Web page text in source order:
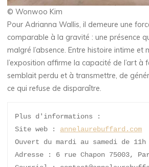
© Wonwoo Kim
Pour Adrianna Wallis, il demeure une
comparable à la gravité : une présence
malgré l’absence. Entre histoire intime et
l’exposition affirme la capacité de l’art à
semblait perdu et à transmettre, de
ce qui refuse de disparaître.
Plus d'informations :
Site web : annelaurebuffard.com
Ouvert du mardi au samedi de 11h
Adresse : 6 rue Chapon 75003,